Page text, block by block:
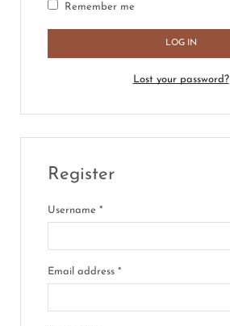
Remember me
LOG IN
Lost your password?
Register
Username*
Email address*